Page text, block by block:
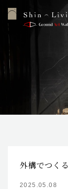
外構でつく
2025.05.08
CATEGORY
NEW POST
ARCHIVE